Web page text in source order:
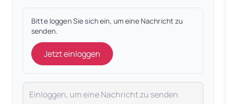
Bitte loggen Sie sich ein, um eine Nachricht zu
senden.
Jetzt einloggen
Deine Nachricht